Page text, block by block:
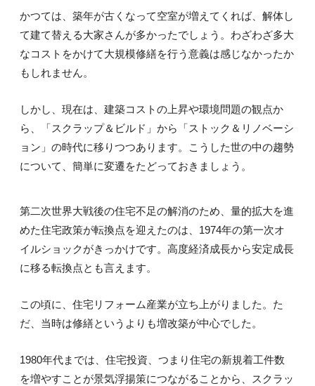
かつては、築年が古くなって空室が増えてくれば、解体し
て建て替える大家さんが多かったでしょう。わざわざ多大
なコストをかけて大規模修繕を行う意義は感じなかったか
もしれません。
しかし、現在は、建築コストの上昇や環境問題の観点か
ら、「スクラップ＆ビルド」から「ストック＆リノベーシ
ョン」の時代に移りつつあります。こうした世の中の趨勢
について、簡単に変遷をたどっておきましょう。
第二次世界大戦後の住宅不足の解消のため、量的拡大を進
めた住宅政策が転換点を迎えたのは、1974年の第一次オ
イルショックがきっかけです。高度経済成長から安定成長
に移る転換点とも言えます。
この頃に、住宅リフォーム産業が立ち上がりました。た
だ、当時は修繕というよりも増改築が中心でした。
1980年代までは、住宅投資、つまり住宅の新規着工件数
を増やすことが景気浮揚策につながることから、スクラッ